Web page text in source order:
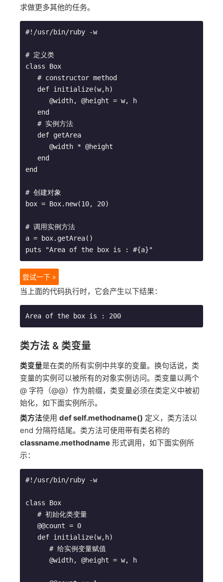
求做更多其他的任务。
#!/usr/bin/ruby -w
# 定义类
class Box
end
# 创建对象
box = Box.new(10, 20)
# 调用实例方法
a = box.getArea()
尝试一下 »
当上面的代码执行时，它会产生以下结果：
类方法 & 类变量
类变量是在类的所有实例中共享的变量。换句话说，类
变量的实例可以被所有的对象实例访问。类变量以两个
@ 字符（@@）作为前缀，类变量必须在类定义中被初
始化，如下面实例所示。
类方法使用 def self.methodname() 定义，类方法以
end 分隔符结尾。类方法可使用带有类名称的
classname.methodname 形式调用，如下面实例所
示：
#!/usr/bin/ruby -w
class Box